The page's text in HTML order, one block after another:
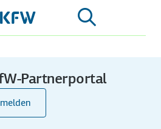
Hauptinhalt
Partnerportal